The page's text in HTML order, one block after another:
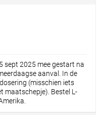
sept 2025 mee gestart na
aanval. In de
(misschien iets
maatschepje). Bestel L-